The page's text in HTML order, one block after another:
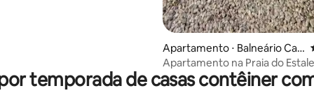
Apartamento ⋅ Balneário Ca
mboriú
Apartamento na Praia do
Camboriú
temporada de casas contêiner